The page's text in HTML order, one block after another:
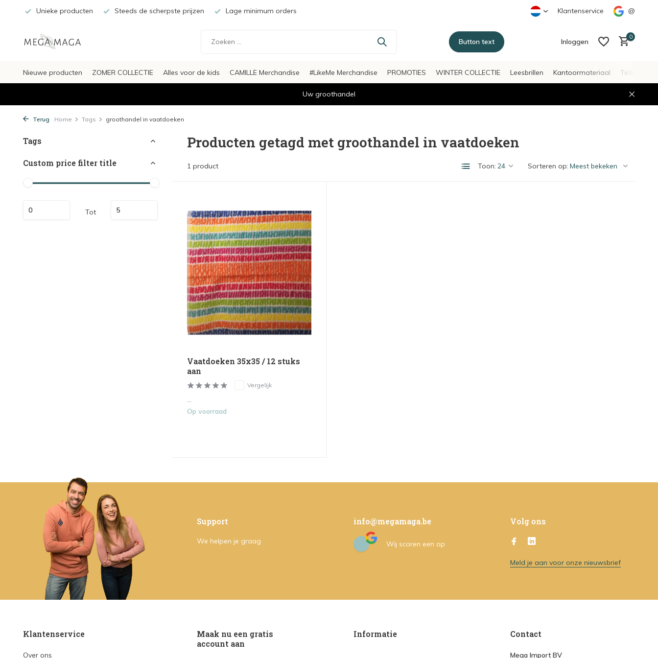
Unieke producten Steeds de scherpste prijzen Lage minimum orders Klantenservice @
Button text Inloggen
0
Nieuwe producten ZOMER COLLECTIE Alles voor de kids CAMILLE Merchandise #LikeMe Merchandise PROMOTIES WINTER COLLECTIE Leesbrillen Kantoormateriaal
Uw groothandel
Terug Home Tags groothandel in vaatdoeken
Tags
Custom price filter title
Tot
Producten getagd met groothandel in vaatdoeken
1 product Toon: Sorteren op:
Vaatdoeken 35x35 / 12 stuks
aan
Vergelijk
Op voorraad
Support
We helpen je graag
info@megamaga.be
Wij scoren een op
Volg ons
Meld je aan voor onze nieuwsbrief
Klantenservice
Over ons
Maak nu een gratis
account aan
Informatie Contact
Mega Import BV